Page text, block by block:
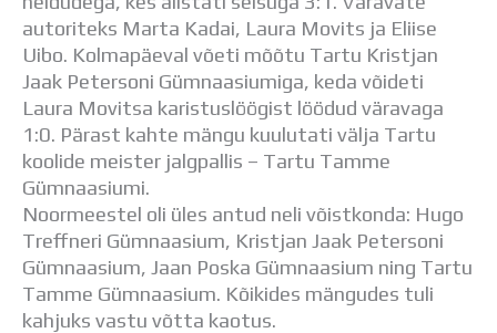
ÕPPETÖÖ
Tunniplaan
Aastaplaan
Õppekava
Ainepassid
Huviringid
Õpilastööd (UPT)
Distantsõpe
Kodukord
Projektid
ÜLDINFO
Sisseastumine
autoriteks Marta Kadai, Laura Movits ja Eliise
Uibo. Kolmapäeval võeti mõõtu Tartu Kristjan
Jaak Petersoni Gümnaasiumiga, keda võideti
Laura Movitsa karistuslöögist löödud väravaga
1:0. Pärast kahte mängu kuulutati välja Tartu
koolide meister jalgpallis – Tartu Tamme
Gümnaasiumi.
Noormeestel oli üles antud neli võistkonda: Hugo
Treffneri Gümnaasium, Kristjan Jaak Petersoni
Gümnaasium, Jaan Poska Gümnaasium ning Tartu
Tamme Gümnaasium. Kõikides mängudes tuli
kahjuks vastu võtta kaotus.